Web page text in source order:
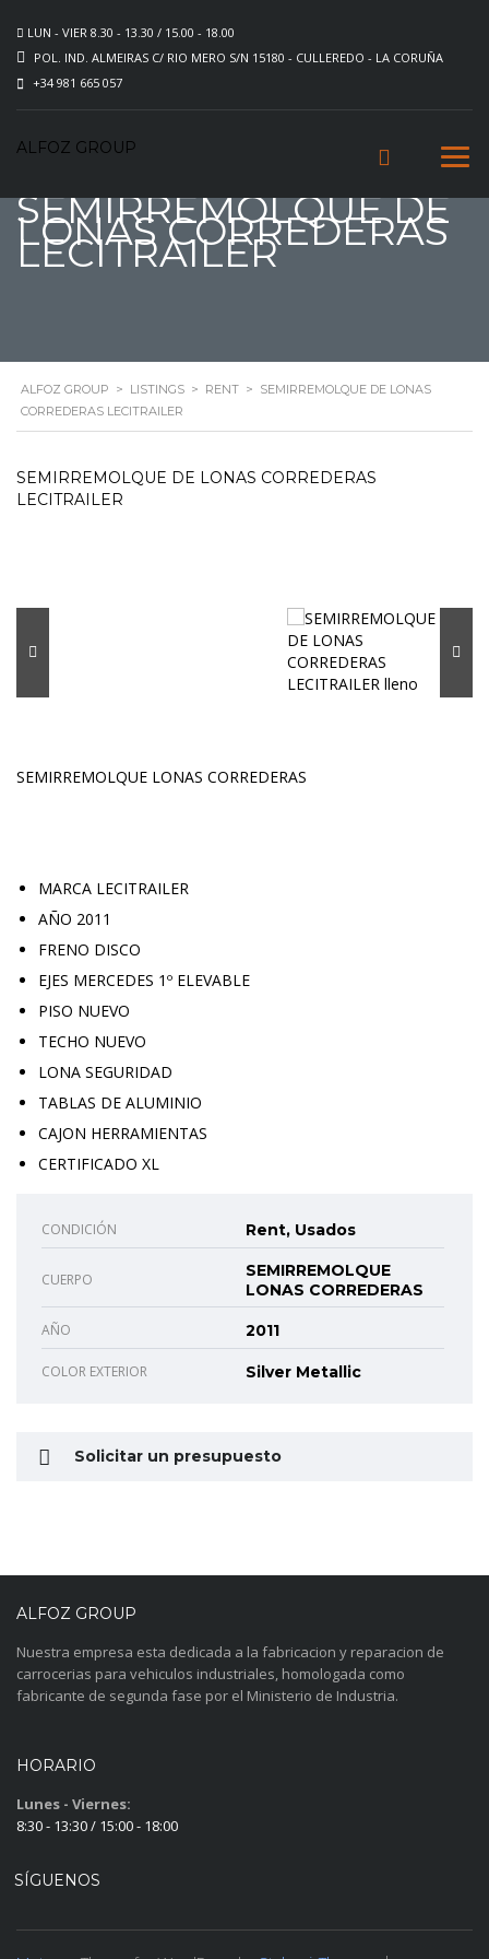
LUN - VIER 8.30 - 13.30 / 15.00 - 18.00
POL. IND. ALMEIRAS C/ RIO MERO S/N 15180 - CULLEREDO - LA CORUÑA
+34 981 665 057
ALFOZ GROUP
SEMIRREMOLQUE DE
LONAS CORREDERAS
LECITRAILER
ALFOZ GROUP > LISTINGS > RENT > SEMIRREMOLQUE DE LONAS
CORREDERAS LECITRAILER
SEMIRREMOLQUE DE LONAS CORREDERAS
LECITRAILER
SEMIRREMOLQUE LONAS CORREDERAS
MARCA LECITRAILER
AÑO 2011
FRENO DISCO
EJES MERCEDES 1º ELEVABLE
PISO NUEVO
TECHO NUEVO
LONA SEGURIDAD
TABLAS DE ALUMINIO
CAJON HERRAMIENTAS
CERTIFICADO XL
CONDICIÓN Rent, Usados
CUERPO
SEMIRREMOLQUE
LONAS CORREDERAS
AÑO 2011
COLOR EXTERIOR Silver Metallic
Solicitar un presupuesto
ALFOZ GROUP
Nuestra empresa esta dedicada a la fabricacion y reparacion de
carrocerias para vehiculos industriales, homologada como
fabricante de segunda fase por el Ministerio de Industria.
HORARIO
Lunes - Viernes:
8:30 - 13:30 / 15:00 - 18:00
SÍGUENOS